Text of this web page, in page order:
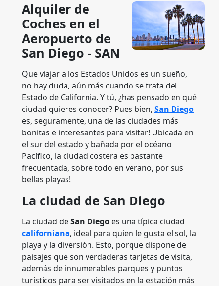
Alquiler de
Coches en el
Aeropuerto de
San Diego - SAN
Que viajar a los Estados Unidos es un sueño,
no hay duda, aún más cuando se trata del
Estado de California. Y tú, ¿has pensado en qué
ciudad quieres conocer? Pues bien, San Diego
es, seguramente, una de las ciudades más
bonitas e interesantes para visitar! Ubicada en
el sur del estado y bañada por el océano
Pacífico, la ciudad costera es bastante
frecuentada, sobre todo en verano, por sus
bellas playas!
La ciudad de San Diego
La ciudad deSan Diego es una típica ciudad
californiana, ideal para quien le gusta el sol, la
playa y la diversión. Esto, porque dispone de
paisajes que son verdaderas tarjetas de visita,
además de innumerables parques y puntos
turísticos para ser visitados en la estación más